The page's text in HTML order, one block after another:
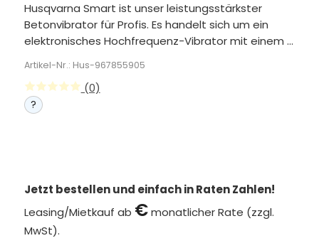
Husqvarna Smart ist unser leistungsstärkster
Betonvibrator für Profis. Es handelt sich um ein
elektronisches Hochfrequenz-Vibrator mit einem ...
Artikel-Nr.: Hus-967855905
(0)
?
Jetzt bestellen und einfach in Raten Zahlen!
Leasing/Mietkauf ab €monatlicher Rate (zzgl.
MwSt).